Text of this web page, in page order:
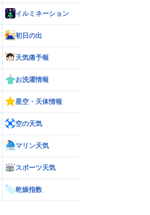
勢力に再発達 荒天に厳重警戒を
時最新情報）
イルミネーション
初日の出
天気痛予報
お洗濯情報
星空・天体情報
空の天気
マリン天気
スポーツ天気
乾燥指数